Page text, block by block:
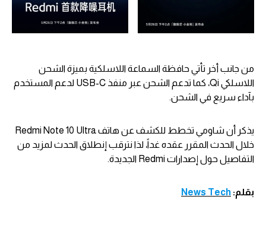
من جانب أخر تأتي حافظة السماعة اللاسلكية بميزة الشحن
اللاسلكي Qi، كما تدعم الشحن عبر منفذ USB-C لدعم المستخدم
بآداء سريع في الشحن.
يذكر أن شاومي تخطط للكشف عن هاتف Redmi Note 10 Ultra
خلال الحدث المقرر عقده غداً، لذا نترقب إنطلاق الحدث لمزيد من
التفاصيل حول إصدارات Redmi الجديدة.
بقلم: News Tech